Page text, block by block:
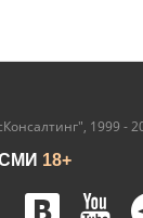
1999 -
18+